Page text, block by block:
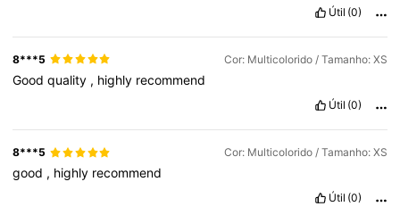
Útil (0)
8***5 Cor: Multicolorido / Tamanho: XS
Goodquality , highly recommend
Útil (0)
8***5 Cor: Multicolorido / Tamanho: XS
good , highly recommend
Útil (0)